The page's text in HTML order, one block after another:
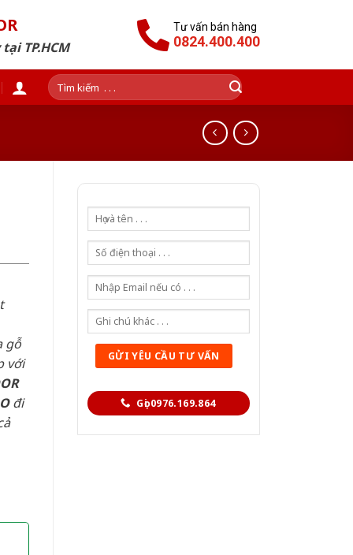
TP.HCM
Tư vấn bán hàng
0824.400.400
Tìm
kiếm:
Gọi 0976.169.864
gỗ
với
đi